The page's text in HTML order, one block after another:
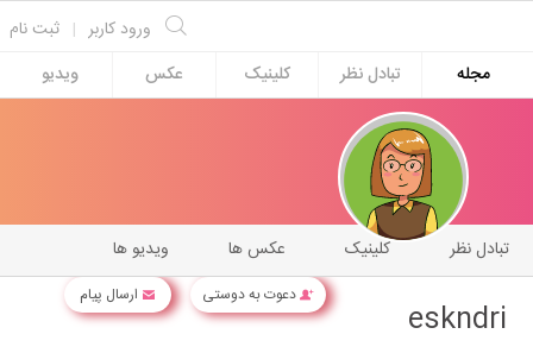
ثبت نام | ورود کاربر
مجله
تبادل نظر کلینیک عکس ویدیو
دعوت به دوستی ارسال پیام
ویدیو ها عکس ها کلینیک تبادل نظر
eskndri